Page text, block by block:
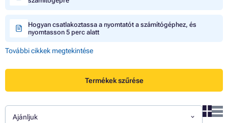
Hogyan csatlakoztassa a nyomtatót a számítógéphez, és
nyomtasson 5 perc alatt
További cikkek megtekintése
Termékek szűrése
Ajánljuk